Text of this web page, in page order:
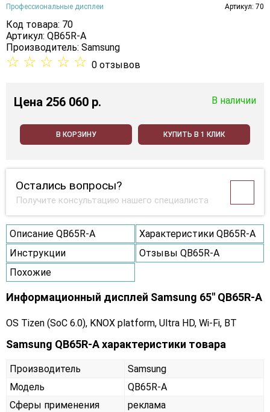
Профессиональные дисплеи Артикул: 70
Код товара: 70
Артикул: QB65R-A
Производитель: Samsung
☆ ☆ ☆ ☆ ☆ 0 отзывов
Цена 256 060 p. В наличии
В КОРЗИНУ КУПИТЬ В 1 КЛИК
Остались вопросы?
Получите консультацию нашего специалиста
Описание QB65R-A
Характеристики QB65R-A
Инструкции
Отзывы QB65R-A
Похожие
Информационный дисплей Samsung 65" QB65R-A
OS Tizen (SoC 6.0), KNOX platform, Ultra HD, Wi-Fi, BT
Samsung QB65R-A характеристики товара
Производитель
Samsung
Модель
QB65R-A
Сферы применения
реклама